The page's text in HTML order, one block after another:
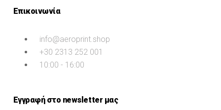
Επικοινωνία
info@aeroprint.shop
+30 2313 252 001
10:00 - 16:00
Εγγραφή στο newsletter μας